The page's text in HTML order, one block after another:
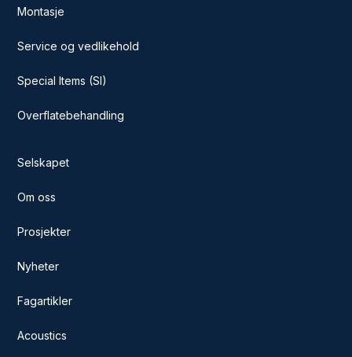
Montasje
Service og vedlikehold
Special Items (SI)
Overflatebehandling
Selskapet
Om oss
Prosjekter
Nyheter
Fagartikler
Acoustics